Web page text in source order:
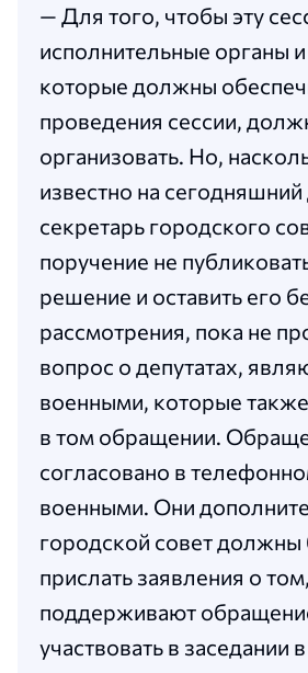
— Для того, чтобы эту
исполнительные органы
которые должны
проведения сессии,
организовать. Но,
известно на сегодняшний
секретарь городского
поручение не
решение и оставить его
рассмотрения, пока не
вопрос о депутатах,
военными, которые
в том обращении.
согласовано в
военными. Они
городской совет
прислать заявления о
поддерживают
участвовать в заседании